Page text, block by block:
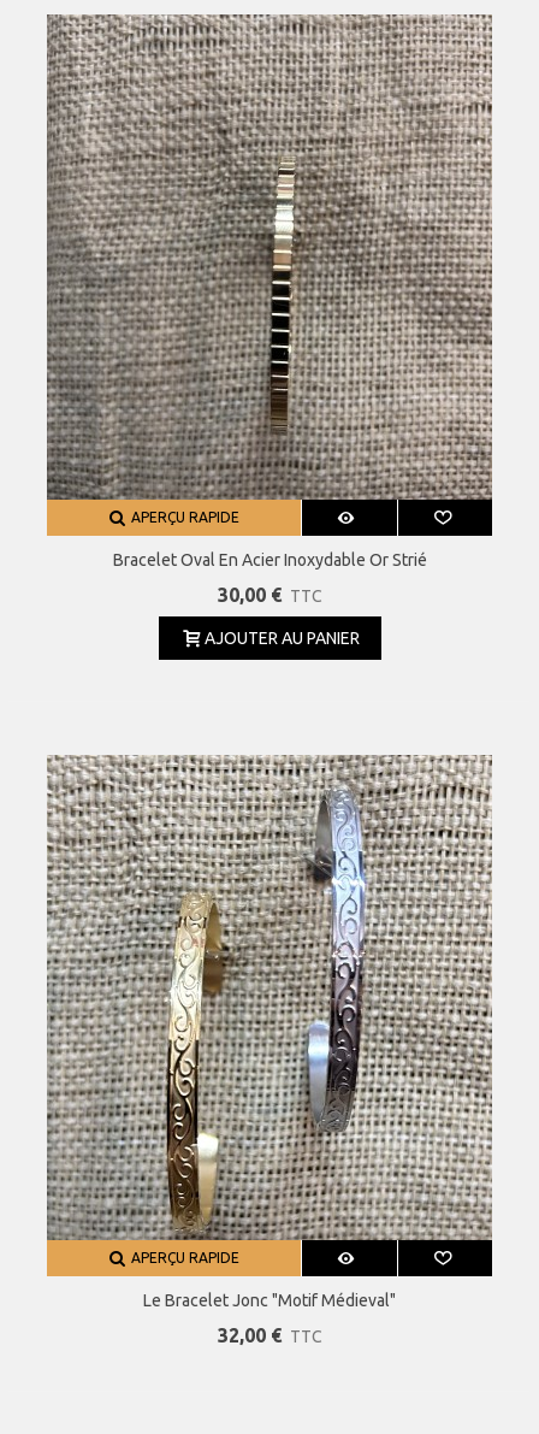
APERÇU RAPIDE
Bracelet Oval En Acier Inoxydable Or Strié
30,00 € TTC
AJOUTER AU PANIER
APERÇU RAPIDE
Le Bracelet Jonc "motif Médieval"
32,00 € TTC